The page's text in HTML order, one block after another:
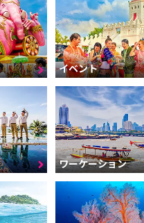
イベント
ワーケーション